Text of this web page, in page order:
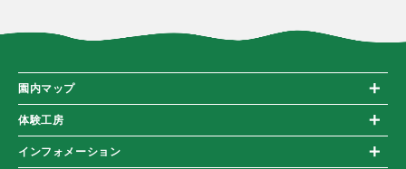
園内マップ
体験工房
インフォメーション